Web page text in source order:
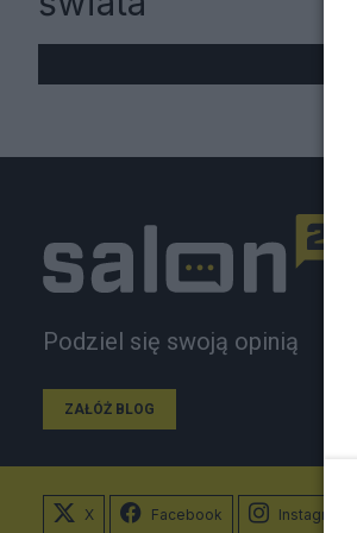
Podziel się swoją opinią
ZAŁÓŻ BLOG
X Facebook Instagram